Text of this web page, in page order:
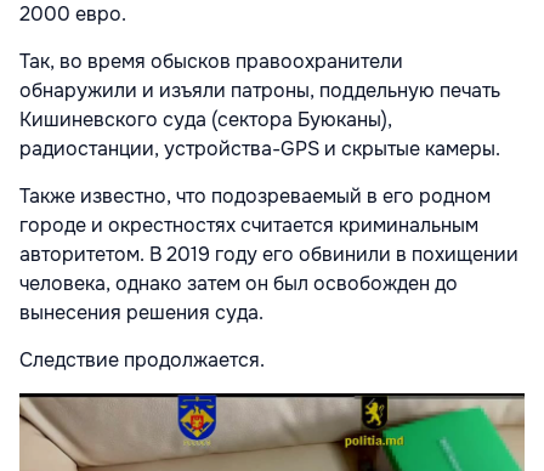
2000 евро.
Так, во время обысков правоохранители
обнаружили и изъяли патроны, поддельную печать
Кишиневского суда (сектора Буюканы),
радиостанции, устройства-GPS и скрытые камеры.
Также известно, что подозреваемый в его родном
городе и окрестностях считается криминальным
авторитетом. В 2019 году его обвинили в похищении
человека, однако затем он был освобожден до
вынесения решения суда.
Следствие продолжается.